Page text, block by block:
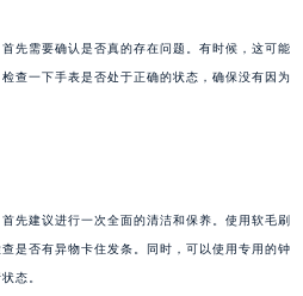
先需要确认是否真的存在问题。有时候，这可能
查一下手表是否处于正确的状态，确保没有因为
先建议进行一次全面的清洁和保养。使用软毛刷
是否有异物卡住发条。同时，可以使用专用的钟
态。